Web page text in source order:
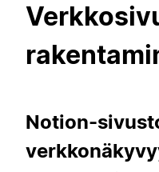
Notion-